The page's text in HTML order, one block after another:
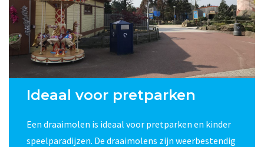
Ideaal voor pretparken
Een draaimolen is ideaal voor pretparken en kinder
speelparadijzen. De draaimolens zijn weerbestendig